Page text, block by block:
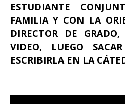
ESTUDIANTE
FAMILIA Y CON LA
DIRECTOR DE
VIDEO, LUEGO
ESCRIBIRLA EN LA